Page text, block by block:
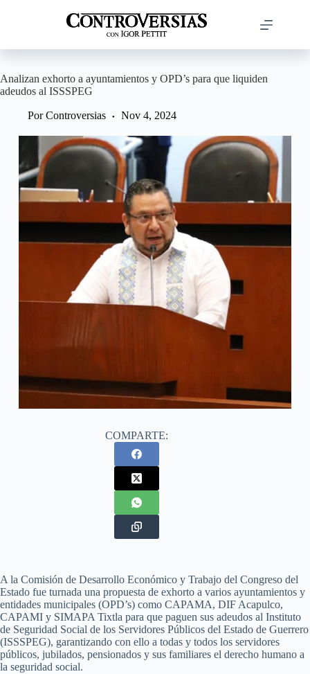
Analizan exhorto a ayuntamientos y OPD’s para que liquiden
adeudos al ISSSPEG
Por Controversias Nov 4, 2024
COMPARTE:
A la Comisión de Desarrollo Económico y Trabajo del Congreso del
Estado fue turnada una propuesta de exhorto a varios ayuntamientos y
entidades municipales (OPD’s) como CAPAMA, DIF Acapulco,
CAPAMI y SIMAPA Tixtla para que paguen sus adeudos al Instituto
de Seguridad Social de los Servidores Públicos del Estado de Guerrero
(ISSSPEG), garantizando con ello a todas y todos los servidores
públicos, jubilados, pensionados y sus familiares el derecho humano a
la seguridad social.